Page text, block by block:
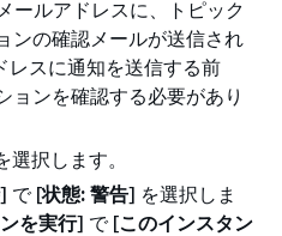
ールアドレスに、トピック
ンの確認メールが送信され
レスに通知を送信する前
ョンを確認する必要があり
選択します。
] で [状態: 警告] を選択しま
を実行] で [このインスタン